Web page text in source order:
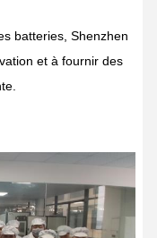
batteries, Shenzhen
et à fournir des